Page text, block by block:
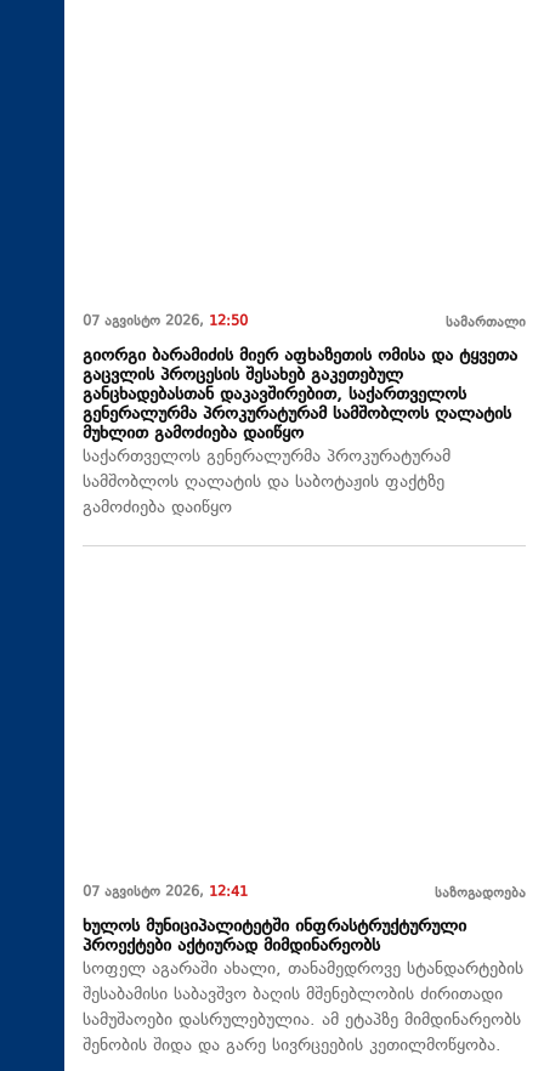
07 აგვისტო 2026, 12:50 სამართალი
გიორგი ბარამიძის მიერ აფხაზეთის ომისა და ტყვეთა
გაცვლის პროცესის შესახებ გაკეთებულ
განცხადებასთან დაკავშირებით, საქართველოს
გენერალურმა პროკურატურამ სამშობლოს ღალატის
მუხლით გამოძიება დაიწყო
საქართველოს გენერალურმა პროკურატურამ
სამშობლოს ღალატის და საბოტაჟის ფაქტზე
გამოძიება დაიწყო
07 აგვისტო 2026, 12:41 საზოგადოება
ხულოს მუნიციპალიტეტში ინფრასტრუქტურული
პროექტები აქტიურად მიმდინარეობს
სოფელ აგარაში ახალი, თანამედროვე სტანდარტების
შესაბამისი საბავშვო ბაღის მშენებლობის ძირითადი
სამუშაოები დასრულებულია. ამ ეტაპზე მიმდინარეობს
შენობის შიდა და გარე სივრცეების კეთილმოწყობა.